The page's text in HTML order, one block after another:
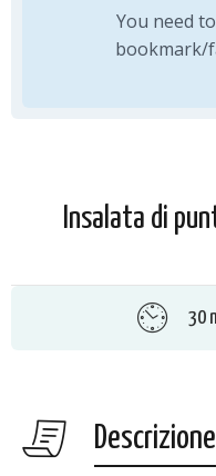
You need to
bookmark/
Insalata di
30
Descrizione